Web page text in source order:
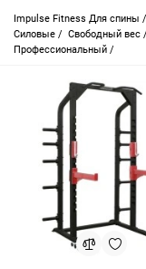
Impulse Fitness Для спины /
Силовые / Свободный вес /
Профессиональный /